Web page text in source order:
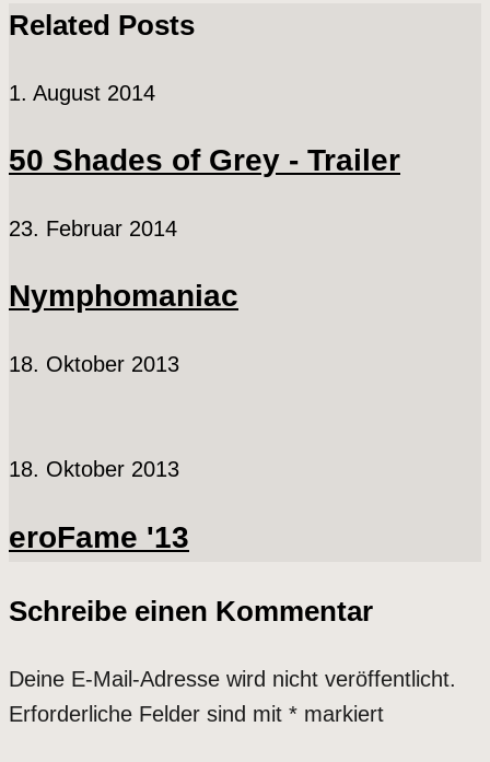
Related Posts
1. August 2014
50 Shades of Grey - Trailer
23. Februar 2014
Nymphomaniac
18. Oktober 2013
18. Oktober 2013
eroFame '13
Schreibe einen Kommentar
Deine E-Mail-Adresse wird nicht veröffentlicht.
Erforderliche Felder sind mit * markiert